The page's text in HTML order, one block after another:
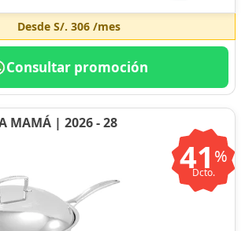
Desde S/. 306/mes
Consultar promoción
MAMÁ | 2026 - 28
41 %
Dcto.